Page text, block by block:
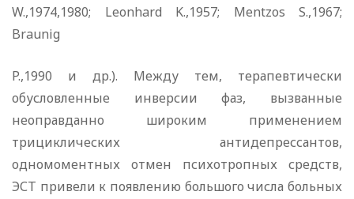
W.,1974,1980; Leonhard K.,1957; Mentzos S.,1967;
Braunig
P.,1990 и др.). Между тем, терапевтически
обусловленные инверсии фаз, вызванные
неоправданно широким применением
трициклических антидепрессантов,
одномоментных отмен психотропных средств,
ЭСТ привели к появлению большого числа больных